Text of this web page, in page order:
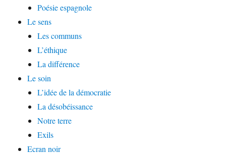
Poésie espagnole
Le sens
Les communs
L’éthique
La différence
Le soin
L’idée de la démocratie
La désobéissance
Notre terre
Exils
Ecran noir